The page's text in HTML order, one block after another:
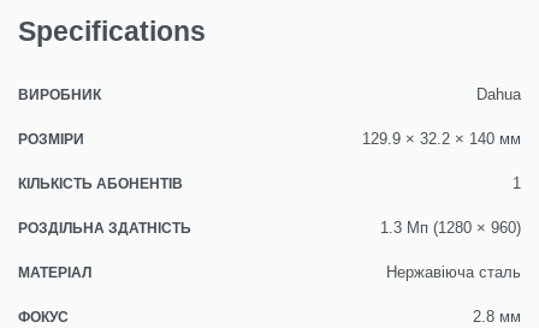
Specifications
ВИРОБНИК Dahua
РОЗМІРИ 129.9 × 32.2 × 140 мм
КІЛЬКІСТЬ АБОНЕНТІВ 1
РОЗДІЛЬНА ЗДАТНІСТЬ 1.3 Мп (1280 × 960)
МАТЕРІАЛ Нержавіюча сталь
ФОКУС 2.8 мм